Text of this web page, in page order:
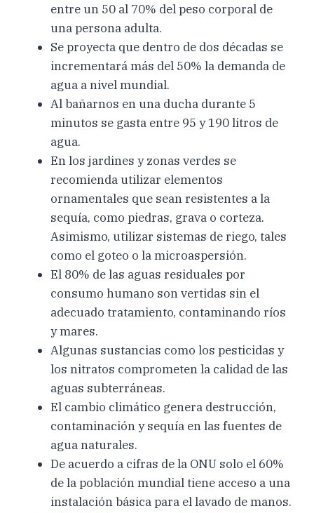
entre un 50 al 70% del peso corporal de
una persona adulta.
Se proyecta que dentro de dos décadas se
incrementará más del 50% la demanda de
agua a nivel mundial.
Al bañarnos en una ducha durante 5
minutos se gasta entre 95 y 190 litros de
agua.
En los jardines y zonas verdes se
recomienda utilizar elementos
ornamentales que sean resistentes a la
sequía, como piedras, grava o corteza.
Asimismo, utilizar sistemas de riego, tales
como el goteo o la microaspersión.
El 80% de las aguas residuales por
consumo humano son vertidas sin el
adecuado tratamiento, contaminando ríos
y mares.
Algunas sustancias como los pesticidas y
los nitratos comprometen la calidad de las
aguas subterráneas.
El cambio climático genera destrucción,
contaminación y sequía en las fuentes de
agua naturales.
De acuerdo a cifras de la ONU solo el 60%
de la población mundial tiene acceso a una
instalación básica para el lavado de manos.